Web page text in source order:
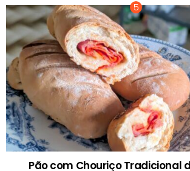
Pão com Chouriço Tradicional